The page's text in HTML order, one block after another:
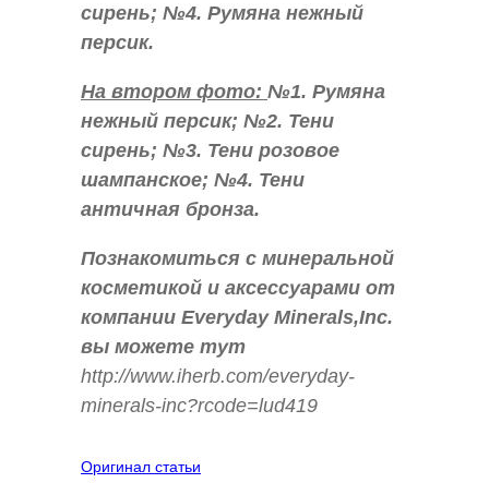
сирень; №4. Румяна нежный
персик.
На втором фото: №1. Румяна
нежный персик; №2. Тени
сирень; №3. Тени розовое
шампанское; №4. Тени
античная бронза.
Познакомиться с минеральной
косметикой и аксессуарами от
компании Everyday Minerals,Inc.
вы можете тут
http://www.iherb.com/everyday-
minerals-inc?rcode=lud419
Оригинал статьи